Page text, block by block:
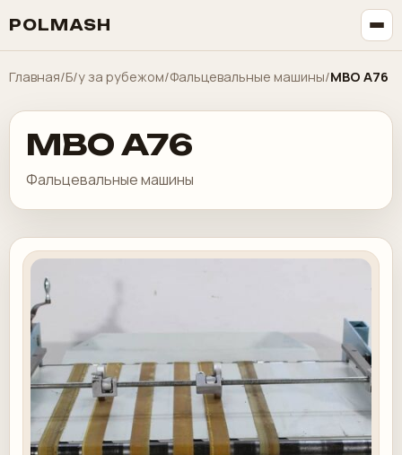
POLMASH
Главная/Б/у за рубежом/Фальцевальные машины/MBO A76
MBO A76
Фальцевальные машины